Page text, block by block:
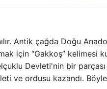
Antik çağda Doğu
için “Gakkoş” kelimesi
Devleti'nin bir
ve ordusu kazandı.